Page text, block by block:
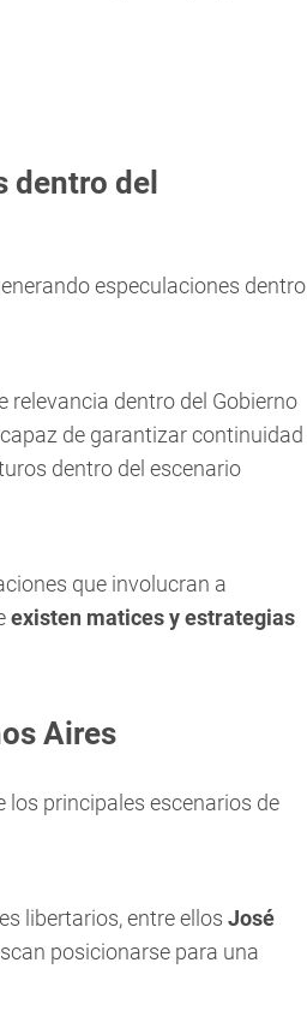
del
especulaciones dentro
relevancia dentro del Gobierno
de garantizar continuidad
dentro del escenario
que involucran a
existen matices y estrategias
Aires
los principales escenarios de
libertarios, entre ellos José
posicionarse para una